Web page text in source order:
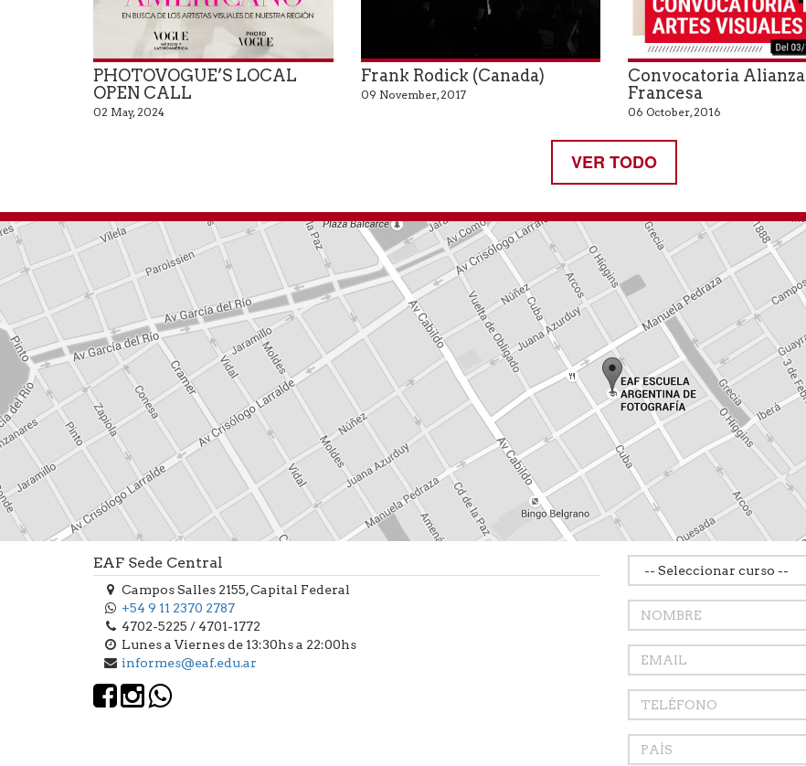
PHOTOVOGUE’S LOCAL
OPEN CALL
02 May, 2024
Frank Rodick (Canada)
09 November, 2017
Convocatoria Alianza
Francesa
06 October, 2016
VER TODO
EAF Sede Central
Campos Salles 2155, Capital Federal
+54 9 11 2370 2787
4702-5225 / 4701-1772
Lunes a Viernes de 13:30hs a 22:00hs
informes@eaf.edu.ar